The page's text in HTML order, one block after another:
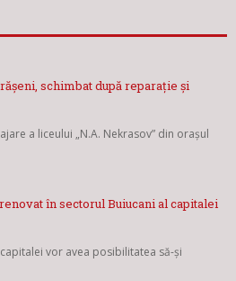
schimbat după reparație și
a liceului „N.A. Nekrasov” din orașul
în sectorul Buiucani al capitalei
vor avea posibilitatea să-și